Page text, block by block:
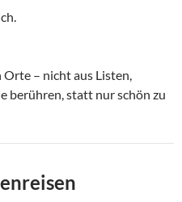
– nicht aus Listen,
berühren, statt nur schön zu